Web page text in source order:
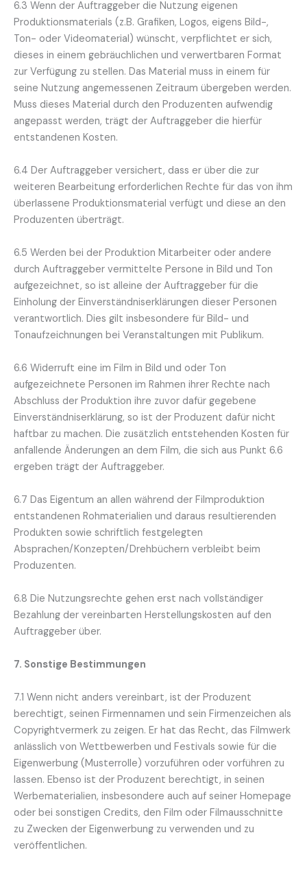
6.3 Wenn der Auftraggeber die Nutzung eigenen
Produktionsmaterials (z.B. Grafiken, Logos, eigens Bild-,
Ton- oder Videomaterial) wünscht, verpflichtet er sich,
dieses in einem gebräuchlichen und verwertbaren Format
zur Verfügung zu stellen. Das Material muss in einem für
seine Nutzung angemessenen Zeitraum übergeben werden.
Muss dieses Material durch den Produzenten aufwendig
angepasst werden, trägt der Auftraggeber die hierfür
entstandenen Kosten.
6.4 Der Auftraggeber versichert, dass er über die zur
weiteren Bearbeitung erforderlichen Rechte für das von ihm
überlassene Produktionsmaterial verfügt und diese an den
Produzenten überträgt.
6.5 Werden bei der Produktion Mitarbeiter oder andere
durch Auftraggeber vermittelte Persone in Bild und Ton
aufgezeichnet, so ist alleine der Auftraggeber für die
Einholung der Einverständniserklärungen dieser Personen
verantwortlich. Dies gilt insbesondere für Bild- und
Tonaufzeichnungen bei Veranstaltungen mit Publikum.
6.6 Widerruft eine im Film in Bild und oder Ton
aufgezeichnete Personen im Rahmen ihrer Rechte nach
Abschluss der Produktion ihre zuvor dafür gegebene
Einverständniserklärung, so ist der Produzent dafür nicht
haftbar zu machen. Die zusätzlich entstehenden Kosten für
anfallende Änderungen an dem Film, die sich aus Punkt 6.6
ergeben trägt der Auftraggeber.
6.7 Das Eigentum an allen während der Filmproduktion
entstandenen Rohmaterialien und daraus resultierenden
Produkten sowie schriftlich festgelegten
Absprachen/Konzepten/Drehbüchern verbleibt beim
Produzenten.
6.8 Die Nutzungsrechte gehen erst nach vollständiger
Bezahlung der vereinbarten Herstellungskosten auf den
Auftraggeber über.
7. Sonstige Bestimmungen
7.1 Wenn nicht anders vereinbart, ist der Produzent
berechtigt, seinen Firmennamen und sein Firmenzeichen als
Copyrightvermerk zu zeigen. Er hat das Recht, das Filmwerk
anlässlich von Wettbewerben und Festivals sowie für die
Eigenwerbung (Musterrolle) vorzuführen oder vorführen zu
lassen. Ebenso ist der Produzent berechtigt, in seinen
Werbematerialien, insbesondere auch auf seiner Homepage
oder bei sonstigen Credits, den Film oder Filmausschnitte
zu Zwecken der Eigenwerbung zu verwenden und zu
veröffentlichen.